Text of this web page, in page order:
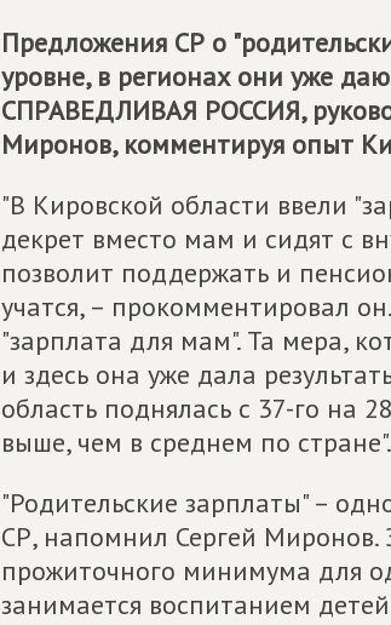
Предложения СР о
уровне, в регионах они уже
СПРАВЕДЛИВАЯ РОССИЯ,
Миронов, комментируя опыт
"В Кировской области ввели
декрет вместо мам и сидят с
позволит поддержать и
учатся, – прокомментировал
"зарплата для мам". Та мера,
и здесь она уже дала
область поднялась с 37-го на
выше, чем в среднем по стране".
"Родительские зарплаты" –
СР, напомнил Сергей Миронов.
прожиточного минимума для
занимается воспитанием